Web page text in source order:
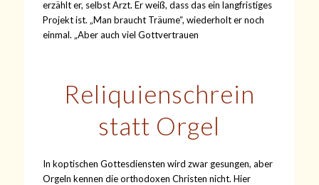
erzählt er, selbst Arzt. Er weiß, dass das ein langfristiges
Projekt ist. „Man braucht Träume“, wiederholt er noch
einmal. „Aber auch viel Gottvertrauen
Reliquienschrein
statt Orgel
In koptischen Gottesdiensten wird zwar gesungen, aber
Orgeln kennen die orthodoxen Christen nicht. Hier